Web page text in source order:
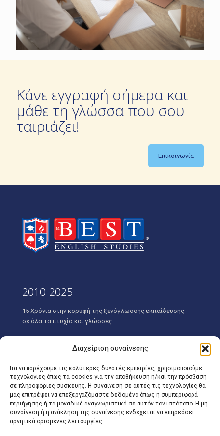
Διαχείριση συναίνεσης
Για να παρέχουμε τις καλύτερες δυνατές εμπειρίες, χρησιμοποιούμε
τεχνολογίες όπως τα cookies για την αποθήκευση ή/και την πρόσβαση
σε πληροφορίες συσκευής. Η συναίνεση σε αυτές τις τεχνολογίες θα
μας επιτρέψει να επεξεργαζόμαστε δεδομένα όπως η συμπεριφορά
περιήγησης ή τα μοναδικά αναγνωριστικά σε αυτόν τον ιστότοπο. Η μη
συναίνεση ή η ανάκληση της συναίνεσης ενδέχεται να επηρεάσει
αρνητικά ορισμένες λειτουργίες.
Κάνε εγγραφή σήμερα και
μάθε τη γλώσσα που σου
ταιριάζει!
Επικοινωνία
2010-2025
15 Χρόνια στην κορυφή της ξενόγλωσσης εκπαίδευσης
σε όλα τα πτυχία και γλώσσες
Διεύθυνση
ΒEST ENGLISH STUDIES
Εξειδικευμένο Κέντρο Αγγλικής Γλώσσας
Λεωφ. Δημοκρατίας 73, Μελίσσια, T.K. 151 27,